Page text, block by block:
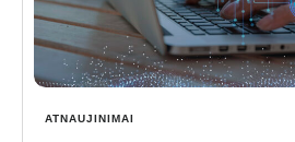
ATNAUJINIMAI